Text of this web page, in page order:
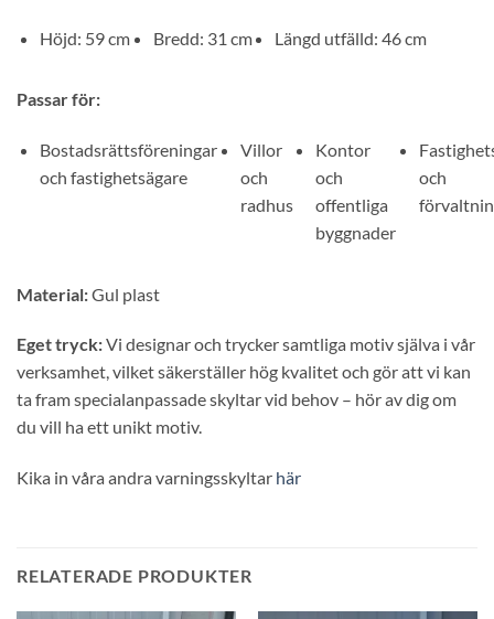
Höjd: 59 cm Bredd: 31 cm Längd utfälld: 46 cm
Passar för:
Bostadsrättsföreningar
och fastighetsägare
Villor
och
radhus
Kontor
och
offentliga
byggnader
och
Material:Gul plast
Eget tryck:Vi designar och trycker samtliga motiv själva i vår
verksamhet, vilket säkerställer hög kvalitet och gör att vi kan
ta fram specialanpassade skyltar vid behov – hör av dig om
du vill ha ett unikt motiv.
Kika in våra andra varningsskyltar här
RELATERADE PRODUKTER